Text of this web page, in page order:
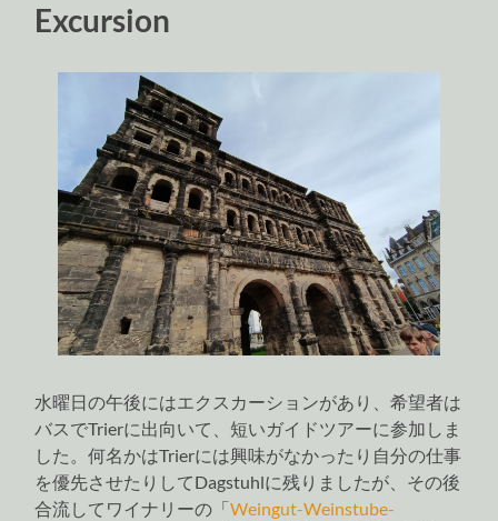
Excursion
水曜日の午後にはエクスカーションがあり、希望者は
バスでTrierに出向いて、短いガイドツアーに参加しま
した。何名かはTrierには興味がなかったり自分の仕事
を優先させたりしてDagstuhlに残りましたが、その後
合流してワイナリーの「Weingut-Weinstube-